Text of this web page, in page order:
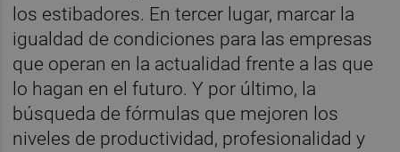
los estibadores. En tercer lugar, marcar la
igualdad de condiciones para las empresas
que operan en la actualidad frente a las que
lo hagan en el futuro. Y por último, la
búsqueda de fórmulas que mejoren los
niveles de productividad, profesionalidad y